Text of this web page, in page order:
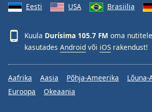
Eesti
USA Brasiilia
Kuula Durísima 105.7 FM oma
kasutades Android või iOS rakendust!
Aafrika Aasia Põhja-Ameerika
Euroopa
Okeaania